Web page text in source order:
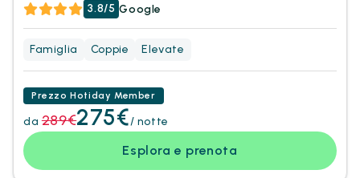
3.8/5 Google
Famiglia Coppie Elevate
Prezzo Hotiday Member
da 289€275€/ notte
Esplora e prenota